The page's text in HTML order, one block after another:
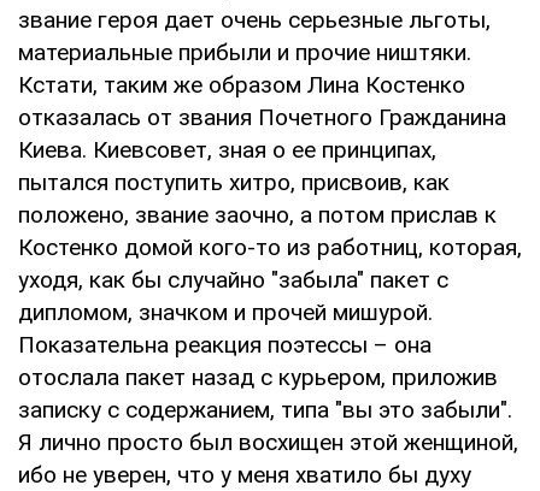
звание героя дает очень серьезные льготы,
материальные прибыли и прочие ништяки.
Кстати, таким же образом Лина Костенко
отказалась от звания Почетного Гражданина
Киева. Киевсовет, зная о ее принципах,
пытался поступить хитро, присвоив, как
положено, звание заочно, а потом прислав к
Костенко домой кого-то из работниц, которая,
уходя, как бы случайно "забыла" пакет с
дипломом, значком и прочей мишурой.
Показательна реакция поэтессы – она
отослала пакет назад с курьером, приложив
записку с содержанием, типа "вы это забыли".
Я лично просто был восхищен этой женщиной,
ибо не уверен, что у меня хватило бы духу